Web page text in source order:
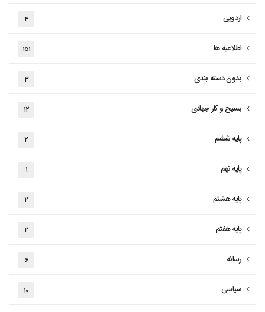
اردویی ۴
اطلاعیه ها ۱۵۱
بدون دسته بندی ۳
بسیج و کار جهادی ۱۲
پایه ششم ۲
پایه نهم ۱
پایه هشتم ۲
پایه هفتم ۲
رسانه ۶
سیاسی ۱۰